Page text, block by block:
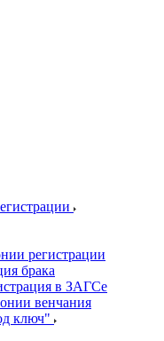
регистрации
брака
в ЗАГСе
венчания
ключ"